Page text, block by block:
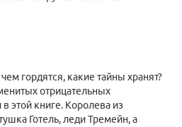
гордятся, какие тайны хранят?
отрицательных
этой книге. Королева из
Готель, леди Тремейн, а